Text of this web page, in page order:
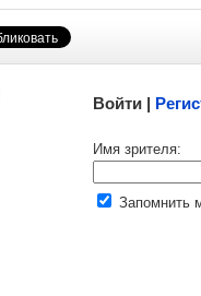
Войти |
Имя зрителя:
Запомнить